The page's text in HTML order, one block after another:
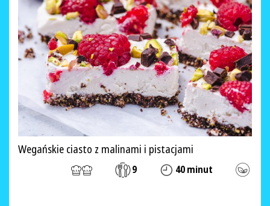
Wegańskie ciasto z malinami i pistacjami
9 40 minut